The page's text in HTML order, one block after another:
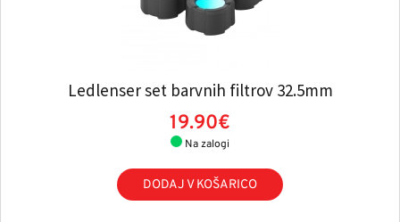
Ledlenser set barvnih filtrov 32.5mm
19.90€
Na zalogi
DODAJ V KOŠARICO